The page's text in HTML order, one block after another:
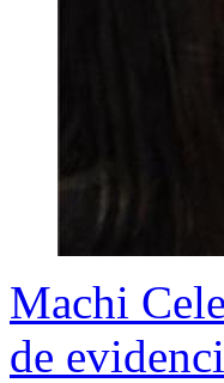
Machi
de